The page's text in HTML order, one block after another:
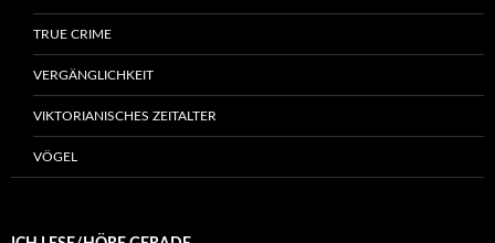
TRUE CRIME
VERGÄNGLICHKEIT
VIKTORIANISCHES ZEITALTER
VÖGEL